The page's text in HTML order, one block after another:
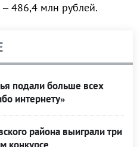
486,4 млн рублей.
подали больше всех
интернету»
района выиграли три